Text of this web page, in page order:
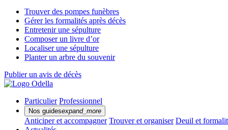
Trouver des pompes funèbres
Gérer les formalités après décès
Entretenir une sépulture
Composer un livre d’or
Localiser une sépulture
Planter un arbre du souvenir
Publier un avis de décès
Particulier Professionnel
Nos guidesexpand_more
Anticiper et accompagner Trouver et organiser Deuil et